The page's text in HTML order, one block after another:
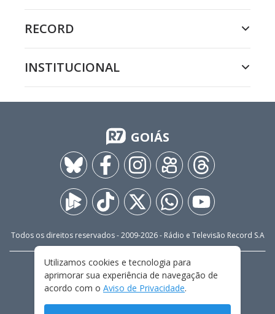
RECORD
INSTITUCIONAL
GOIÁS
Todos os direitos reservados - 2009-2026- Rádio e Televisão Record S.A
FALE CONOSCO
PRIVACIDADE
TERMOS E CONDIÇÕES DE USO
Utilizamos cookies e tecnologia para
aprimorar sua experiência de navegação de
acordo com o Aviso de Privacidade.